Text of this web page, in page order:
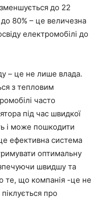
до 22
80% – це величезна
електромобілі до
– це не лише влада.
з тепловим
часто
під час швидкої
і може пошкодити
ефективна система
оптимальну
швидшу та
те, що компанія -це не
про